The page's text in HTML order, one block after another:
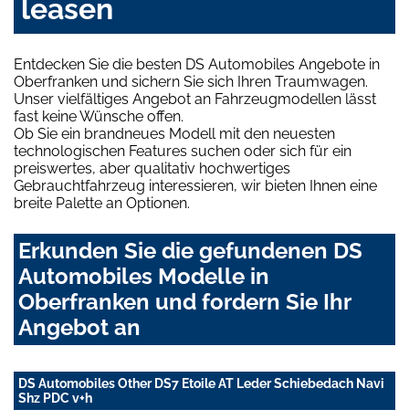
leasen
Entdecken Sie die besten DS Automobiles Angebote in
Oberfranken und sichern Sie sich Ihren Traumwagen.
Unser vielfältiges Angebot an Fahrzeugmodellen lässt
fast keine Wünsche offen.
Ob Sie ein brandneues Modell mit den neuesten
technologischen Features suchen oder sich für ein
preiswertes, aber qualitativ hochwertiges
Gebrauchtfahrzeug interessieren, wir bieten Ihnen eine
breite Palette an Optionen.
Erkunden Sie die gefundenen DS
Automobiles Modelle in
Oberfranken und fordern Sie Ihr
Angebot an
DS Automobiles Other DS7 Etoile AT Leder Schiebedach Navi
Shz PDC v+h